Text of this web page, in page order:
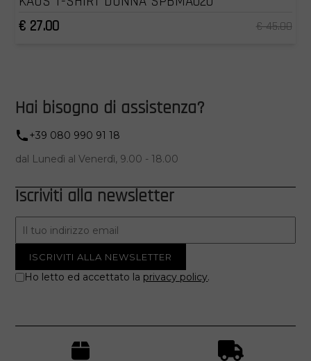
€ 27.00
€ 45.00
Hai bisogno di assistenza?
+39 080 990 91 18
dal Lunedì al Venerdì, 9.00 - 18.00
Iscriviti alla newsletter
Ho letto ed accettato la privacy policy.